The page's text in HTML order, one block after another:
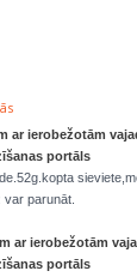
ar ierobežotām
portāls
parunāt.
ar ierobežotām
portāls